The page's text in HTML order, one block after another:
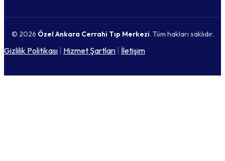
© 2026 Özel Ankara Cerrahi Tıp Merkezi. Tüm hakları saklıdır.
Gizlilik Politikası Hizmet Şartları İletişim